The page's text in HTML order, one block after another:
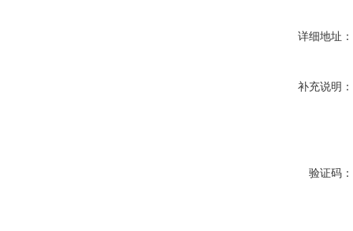
详细地址：
补充说明：
验证码：